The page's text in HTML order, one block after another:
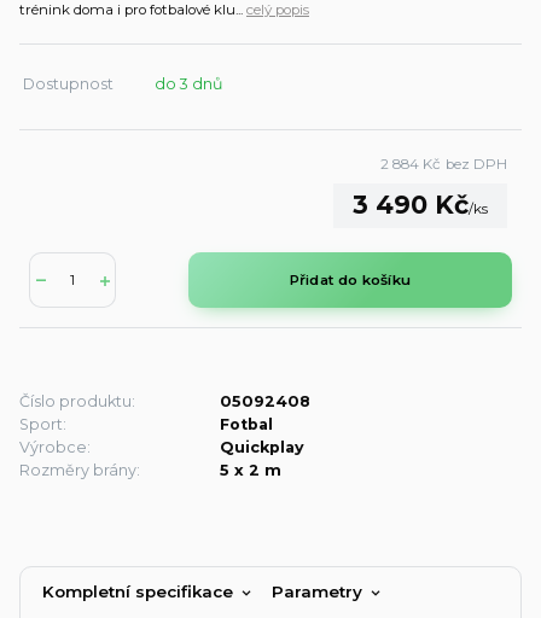
trénink doma i pro fotbalové klu... celý popis
Dostupnost do 3 dnů
3 490 Kč/ks
2 884 Kč bez DPH
Přidat do košíku
Číslo produktu:
05092408
Sport:
Fotbal
Výrobce:
Quickplay
Rozměry brány:
5 x 2 m
Kompletní specifikace Parametry